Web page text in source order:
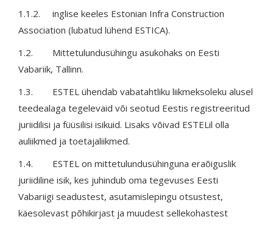
1.1.2. inglise keeles Estonian Infra Construction
Association (lubatud lühend ESTICA).
1.2. Mittetulundusühingu asukohaks on Eesti
Vabariik, Tallinn.
1.3. ESTEL ühendab vabatahtliku liikmeksoleku alusel
teedealaga tegelevaid või seotud Eestis registreeritud
juriidilisi ja füüsilisi isikuid. Lisaks võivad ESTELil olla
auliikmed ja toetajaliikmed.
1.4. ESTEL on mittetulundusühinguna eraõiguslik
juriidiline isik, kes juhindub oma tegevuses Eesti
Vabariigi seadustest, asutamislepingu otsustest,
käesolevast põhikirjast ja muudest sellekohastest